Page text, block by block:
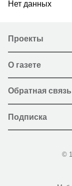
Нет данных
Проекты
О газете
Обратная связь
Подписка
©